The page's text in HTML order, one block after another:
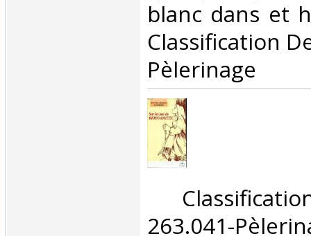
blanc dans et
Classification
Pèlerinage‎
263.041-